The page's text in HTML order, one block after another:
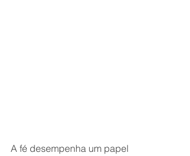
A fé desempenha um papel